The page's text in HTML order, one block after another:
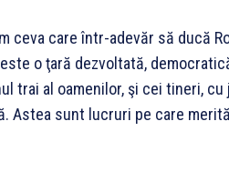
care într-adevăr să ducă
o ţară dezvoltată,
trai al oamenilor, şi cei tineri,
Astea sunt lucruri pe care